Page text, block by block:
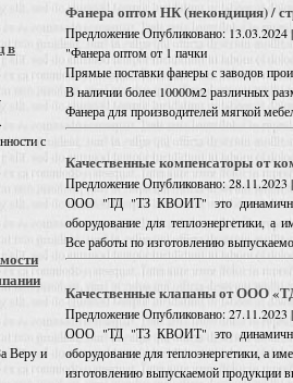
в
с
Веру и
Фанера оптом НК (некондиция) /
ПредложениеОпубликовано: 13.03.2024
"Фанера оптом от 1 пачки
Прямые поставки фанеры с заводов
В наличии более 10000м2 различных
Фанера для производителей мягкой
Качественные компенсаторы от
ПредложениеОпубликовано: 28.11.2023
ООО "ТД "ТЗ КВОИТ" это динамично
оборудование для теплоэнергетики, а
Все работы по изготовлению
Качественные клапаны от ООО
ПредложениеОпубликовано: 27.11.2023
ООО "ТД "ТЗ КВОИТ" это динамично
оборудование для теплоэнергетики, а
изготовлению выпускаемой продукции